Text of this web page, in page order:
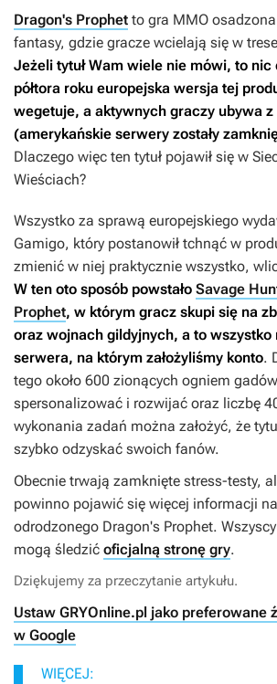
Dragon's Prophet to gra MMO
fantasy, gdzie gracze wcielają się w
Jeżeli tytuł Wam wiele nie mówi, to nic
półtora roku europejska wersja tej
wegetuje, a aktywnych graczy ubywa
(amerykańskie serwery zostały
Dlaczego więc ten tytuł pojawił się w
Wieściach?
Wszystko za sprawą europejskiego
Gamigo, który postanowił tchnąć w
zmienić w niej praktycznie wszystko,
W ten oto sposób powstało Savage
Prophet, w którym gracz skupi się na
oraz wojnach gildyjnych, a to wszystko
serwera, na którym założyliśmy konto.
tego około 600 zionących ogniem
spersonalizować i rozwijać oraz liczbę
wykonania zadań można założyć, że
szybko odzyskać swoich fanów.
Obecnie trwają zamknięte stress-testy,
powinno pojawić się więcej informacji
odrodzonego Dragon's Prophet.
mogą śledzić oficjalną stronę gry.
Dziękujemy za przeczytanie artykułu.
Ustaw GRYOnline.pl jako preferowane
w Google
WIĘCEJ: